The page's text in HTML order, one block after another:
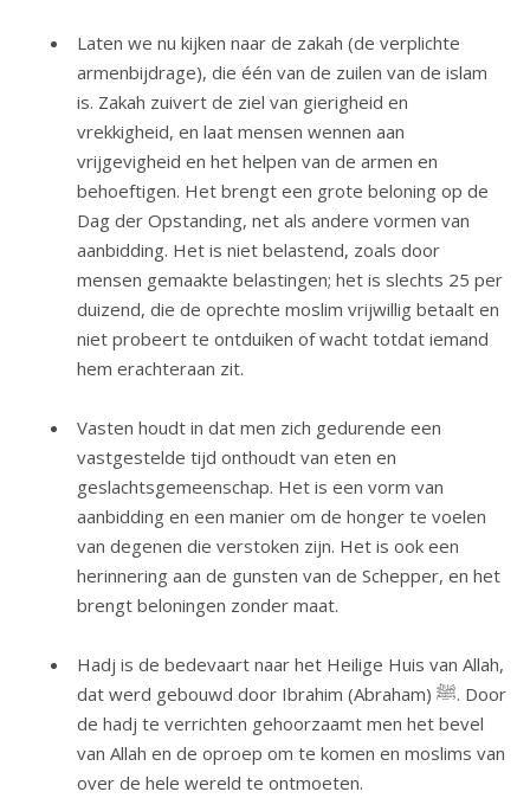
Laten we nu kijken naar de zakah (de verplichte
armenbijdrage), die één van de zuilen van de islam
is. Zakah zuivert de ziel van gierigheid en
vrekkigheid, en laat mensen wennen aan
vrijgevigheid en het helpen van de armen en
behoeftigen. Het brengt een grote beloning op de
Dag der Opstanding, net als andere vormen van
aanbidding. Het is niet belastend, zoals door
mensen gemaakte belastingen; het is slechts 25 per
duizend, die de oprechte moslim vrijwillig betaalt en
niet probeert te ontduiken of wacht totdat iemand
hem erachteraan zit.
Vasten houdt in dat men zich gedurende een
vastgestelde tijd onthoudt van eten en
geslachtsgemeenschap. Het is een vorm van
aanbidding en een manier om de honger te voelen
van degenen die verstoken zijn. Het is ook een
herinnering aan de gunsten van de Schepper, en het
brengt beloningen zonder maat.
Hadj is de bedevaart naar het Heilige Huis van Allah,
dat werd gebouwd door Ibrahim (Abraham) ﷺ. Door
de hadj te verrichten gehoorzaamt men het bevel
van Allah en de oproep om te komen en moslims van
over de hele wereld te ontmoeten.